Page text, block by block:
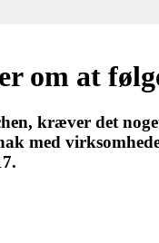
om at
kræver det
med